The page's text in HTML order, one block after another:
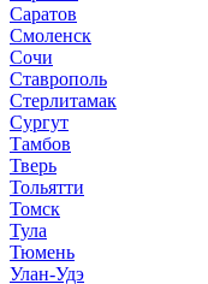
Саратов
Смоленск
Сочи
Ставрополь
Стерлитамак
Сургут
Тамбов
Тверь
Тольятти
Томск
Тула
Тюмень
Улан-Удэ